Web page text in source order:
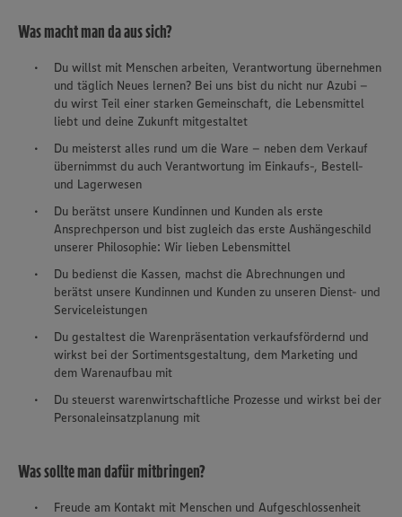
Was macht man da aus sich?
Du willst mit Menschen arbeiten, Verantwortung übernehmen
und täglich Neues lernen? Bei uns bist du nicht nur Azubi –
du wirst Teil einer starken Gemeinschaft, die Lebensmittel
liebt und deine Zukunft mitgestaltet
Du meisterst alles rund um die Ware – neben dem Verkauf
übernimmst du auch Verantwortung im Einkaufs-, Bestell-
und Lagerwesen
Du berätst unsere Kundinnen und Kunden als erste
Ansprechperson und bist zugleich das erste Aushängeschild
unserer Philosophie: Wir lieben Lebensmittel
Du bedienst die Kassen, machst die Abrechnungen und
berätst unsere Kundinnen und Kunden zu unseren Dienst- und
Serviceleistungen
Du gestaltest die Warenpräsentation verkaufsfördernd und
wirkst bei der Sortimentsgestaltung, dem Marketing und
dem Warenaufbau mit
Du steuerst warenwirtschaftliche Prozesse und wirkst bei der
Personaleinsatzplanung mit
Was sollte man dafür mitbringen?
Freude am Kontakt mit Menschen und Aufgeschlossenheit